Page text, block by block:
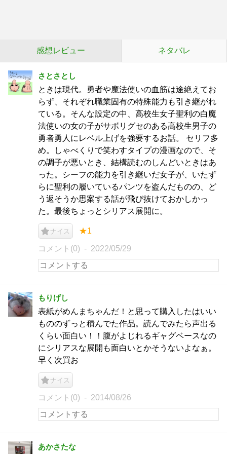
感想レビュー ネタバレ
さとさとし
ときは現代。勇者や魔法使いの血筋は途絶えてお
らず、それぞれ職業固有の特殊能力も引き継がれ
ている。そんな設定の中、高校生女子聖利の白魔
法使いの女の子がサボリグセのある高校生男子の
勇者勇人にレベル上げを強要するお話。 セリフ多
め。しゃべくりで笑わすタイプの漫画なので、そ
の調子が悪いとき、結構読むのしんどいときはあ
った。シーフの能力を引き継いだ女子が、いたず
らに聖利の履いているパンツを盗んだものの、ど
う返そうか思案する話が飛び抜けておかしかっ
た。最後ちょっとシリアス展開に。
ナイス ★1
コメント(0) 2022/05/29
もりげし
表紙がめんまちゃんだ！と思って購入したはいい
もののずっと積んでた作品。読んでみたら声出る
くらい面白い！！腹がよじれるギャグベースなの
にシリアスな展開も面白いとかそうないよなぁ。
早く次買お
ナイス
コメント(0) 2014/08/26
あかさたな